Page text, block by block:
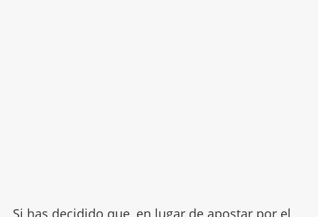
Si has decidido que, en lugar de apostar por el